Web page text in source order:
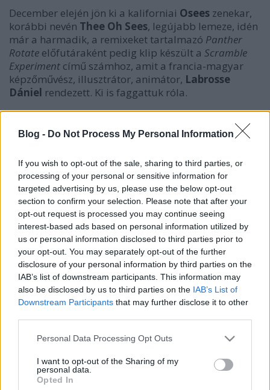
Blog - Do Not Process My Personal Information
If you wish to opt-out of the sale, sharing to third parties, or
processing of your personal or sensitive information for
targeted advertising by us, please use the below opt-out
section to confirm your selection. Please note that after your
opt-out request is processed you may continue seeing
interest-based ads based on personal information utilized by
us or personal information disclosed to third parties prior to
your opt-out. You may separately opt-out of the further
disclosure of your personal information by third parties on the
IAB’s list of downstream participants. This information may
also be disclosed by us to third parties on the IAB’s List of
Downstream Participants that may further disclose it to other
Please note that this website/app uses one or more Google
not limited to your visit or usage behaviour. You may click to
grant or deny consent to Google and its third-party tags to
use your data for below specified purposes in below Google
Personal Data Processing Opt Outs
I want to opt-out of the Sharing of my
personal data.
Opted In
December elején jön ki a kaliforniai Osees zenekar,
korábbi nevén Thee Oh Sees, legújabb lemeze, idén
már a harmadik, a remixeket tartalmazó Panther
Rotate előfutáraként pedig klip készült a Scramble
Experiment című számhoz, amit a francia-magyar
képzőművész, illusztrátor, animátor, Labrosse
Dániel rendezett. Ki is faggattuk róla.
Labrosse Dániel munkássága már ismerős lehet
sokak számára, nemcsak hat önálló kiállításáról,
készített hatalmas, több száz mozaikkockából álló
installációtis. Mint elmondta a Recordernek, régi
vágya volt klipet rendezni, azon belül is az Osees
számára; tavaly a zenekar egyik lemezéhez egy
liverpooli ismerőse készített klipet, tőle sikerült
megszerezni a csapat elérhetőségét. "Teljesen szabad
kezet adtak: megbeszéltük a költségvetést, és azt
mondták, aweboldalamontetszett nekik egy metrós
illusztrációm, lehetne-e a klipnek is földalattis
tematikája. Három-négy hét alatt forgattuk le a klipet:
egy hét volt a háttérfotózás a 3-as és 4-es metróban,
A klip hangulatához és történetéhez még egy közös
kiderült, hogy mindketten szeretik a nyolcvanas
évekbeli testhorrorokat, mint